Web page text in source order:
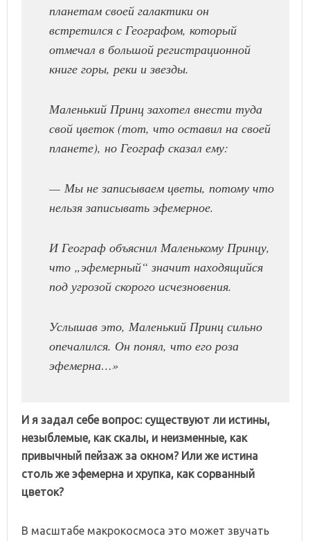
планетам своей галактики он
встретился с Географом, который
отмечал в большой регистрационной
книге горы, реки и звезды.
Маленький Принц захотел внести туда
свой цветок (тот, что оставил на своей
планете), но Географ сказал ему:
— Мы не записываем цветы, потому что
нельзя записывать эфемерное.
И Географ объяснил Маленькому Принцу,
что „эфемерный“ значит находящийся
под угрозой скорого исчезновения.
Услышав это, Маленький Принц сильно
опечалился. Он понял, что его роза
эфемерна…»
И я задал себе вопрос: существуют ли истины,
незыблемые, как скалы, и неизменные, как
привычный пейзаж за окном? Или же истина
столь же эфемерна и хрупка, как сорванный
цветок?
В масштабе макрокосмоса это может звучать